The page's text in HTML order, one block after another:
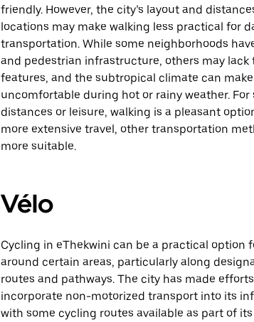
friendly. However, the city’s layout and
locations may make walking less practical for
transportation. While some neighborhoods
and pedestrian infrastructure, others may lack
features, and the subtropical climate can
uncomfortable during hot or rainy weather. For
distances or leisure, walking is a pleasant
more extensive travel, other transportation
more suitable.
Vélo
Cycling in eThekwini can be a practical option
around certain areas, particularly along
routes and pathways. The city has made
incorporate non-motorized transport into its
with some cycling routes available as part of